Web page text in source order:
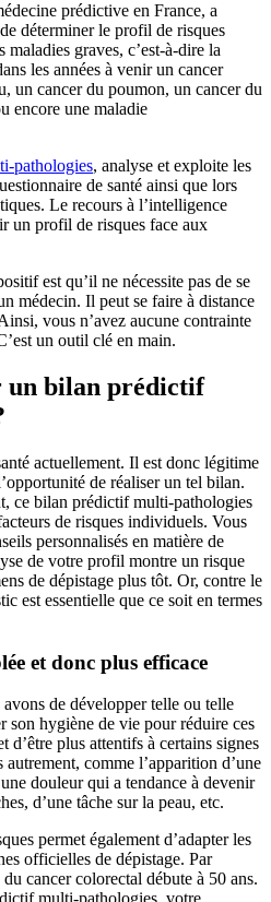
prédictive en France, a
déterminer le profil de risques
maladies graves, c’est-à-dire la
les années à venir un cancer
un cancer du poumon, un cancer du
encore une maladie
pathologies, analyse et exploite les
de santé ainsi que lors
Le recours à l’intelligence
un profil de risques face aux
est qu’il ne nécessite pas de se
médecin. Il peut se faire à distance
vous n’avez aucune contrainte
un outil clé en main.
un bilan prédictif
actuellement. Il est donc légitime
de réaliser un tel bilan.
ce bilan prédictif multi-pathologies
de risques individuels. Vous
personnalisés en matière de
de votre profil montre un risque
de dépistage plus tôt. Or, contre le
est essentielle que ce soit en termes
et donc plus efficace
de développer telle ou telle
son hygiène de vie pour réduire ces
d’être plus attentifs à certains signes
comme l’apparition d’une
douleur qui a tendance à devenir
d’une tâche sur la peau, etc.
permet également d’adapter les
officielles de dépistage. Par
cancer colorectal débute à 50 ans.